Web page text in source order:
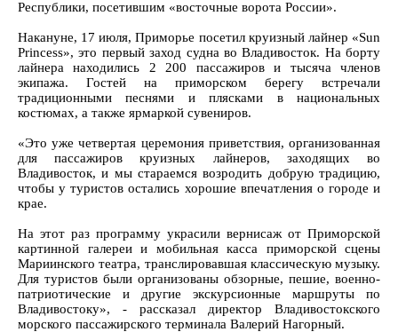
Республики, посетившим «восточные ворота России».
Накануне, 17 июля, Приморье посетил круизный лайнер «Sun
Princess», это первый заход судна во Владивосток. На борту
лайнера находились 2 200 пассажиров и тысяча членов
экипажа. Гостей на приморском берегу встречали
традиционными песнями и плясками в национальных
костюмах, а также ярмаркой сувениров.
«Это уже четвертая церемония приветствия, организованная
для пассажиров круизных лайнеров, заходящих во
Владивосток, и мы стараемся возродить добрую традицию,
чтобы у туристов остались хорошие впечатления о городе и
крае.
На этот раз программу украсили вернисаж от Приморской
картинной галереи и мобильная касса приморской сцены
Мариинского театра, транслировавшая классическую музыку.
Для туристов были организованы обзорные, пешие, военно-
патриотические и другие экскурсионные маршруты по
Владивостоку», - рассказал директор Владивостокского
морского пассажирского терминала Валерий Нагорный.